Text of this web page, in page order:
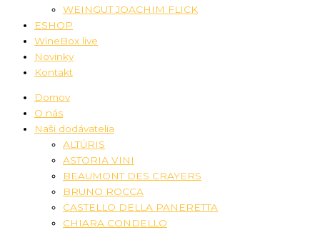
WEINGUT JOACHIM FLICK
ESHOP
WineBox live
Novinky
Kontakt
Domov
O nás
Naši dodávatelia
ALTÚRIS
ASTORIA VINI
BEAUMONT DES CRAYERS
BRUNO ROCCA
CASTELLO DELLA PANERETTA
CHIARA CONDELLO